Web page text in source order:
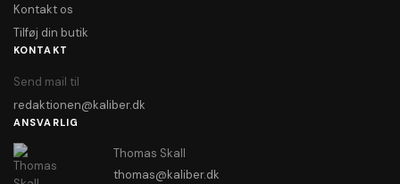
Kontakt os
Tilføj din butik
KONTAKT
Send mail til
redaktionen@kaliber.dk
ANSVARLIG
Thomas Skall
thomas@kaliber.dk